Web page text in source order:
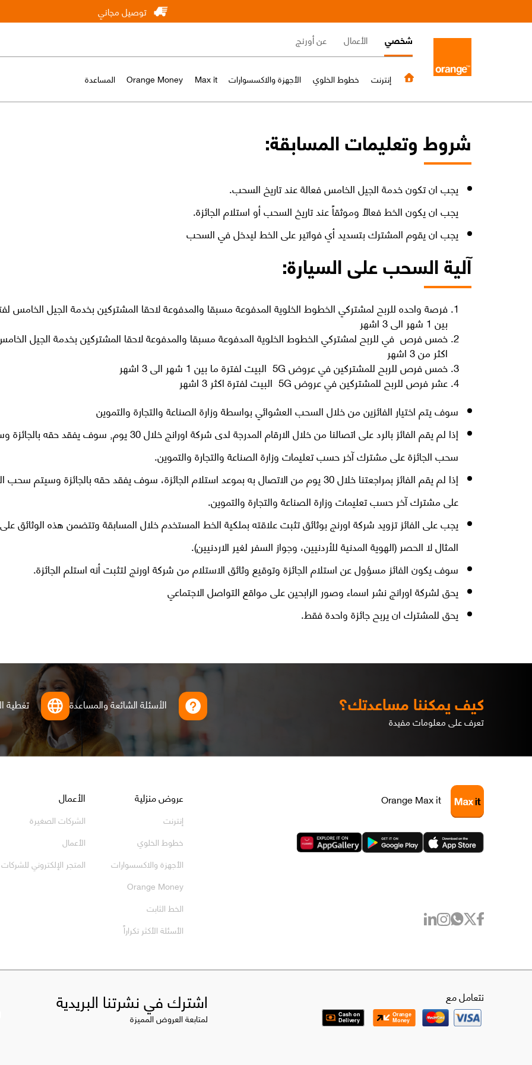
to
توصيل مجاني
Main
navigation
شخصي الأعمال عن أورنج
إنترنت خطوط الخلوي الأجهزة والاكسسوارات Max it
Orange Money المساعدة
شروط وتعليمات المسابقة:
يجب ان تكون خدمة الجيل الخامس فعالة عند تاريخ السحب.
يجب ان يكون الخط فعالاً وموثقاً عند تاريخ السحب أو استلام الجائزة.
يجب ان يقوم المشترك بتسديد أي فواتير على الخط ليدخل في السحب
آلية السحب على السيارة:
فرصة واحده للربح لمشتركي الخطوط الخلوية المدفوعة مسبقا والمدفوعة لاحقا المشتركين بخدمة الجيل الخامس
بين 1 شهر الى 3 اشهر
خمس فرص في للربح لمشتركي الخطوط الخلوية المدفوعة مسبقا والمدفوعة لاحقا المشتركين بخدمة الجيل
اكثر من 3 اشهر
خمس فرص للربح للمشتركين في عروض 5G البيت لفترة ما بين 1 شهر الى 3 اشهر
عشر فرص للربح للمشتركين في عروض 5G البيت لفترة اكثر 3 اشهر
سوف يتم اختيار الفائزين من خلال السحب العشوائي بواسطة وزارة الصناعة والتجارة والتموين
إذا لم يقم الفائز بالرد على اتصالنا من خلال الارقام المدرجة لدى شركة اورانج خلال 30 يوم, سوف يفقد
سحب الجائزة على مشترك آخر حسب تعليمات وزارة الصناعة والتجارة والتموين.
إذا لم يقم الفائز بمراجعتنا خلال 30 يوم من الاتصال به بموعد استلام الجائزة، سوف يفقد حقه بالجائزة وسيتم سحب
على مشترك آخر حسب تعليمات وزارة الصناعة والتجارة والتموين.
يجب على الفائز تزويد شركة اورنج بوثائق تثبت علاقته بملكية الخط المستخدم خلال المسابقة وتتضمن هذه الوثائق
المثال لا الحصر (الهوية المدنية للأردنيين، وجواز السفر لغير الاردنيين).
سوف يكون الفائز مسؤول عن استلام الجائزة وتوقيع وثائق الاستلام من شركة اورنج لتثبت أنه استلم الجائزة.
يحق لشركة اورانج نشر اسماء وصور الرابحين على مواقع التواصل الاجتماعي
يحق للمشترك ان يربح جائزة واحدة فقط.
كيف يمكننا مساعدتك؟
تعرف على معلومات مفيدة
الأسئلة الشائعة والمساعدة تغطية
Footer
عروض منزلية
إنترنت
خطوط الخلوي
الأجهزة والاكسسوارات
Orange Money
الخط الثابت
الأسئلة الأكثر تكراراً
الأعمال
الشركات الصغيرة
الأعمال
المتجر الإلكتروني للشركات
Orange Max it
نتعامل مع اشترك في نشرتنا البريدية
لمتابعة العروض المميزة